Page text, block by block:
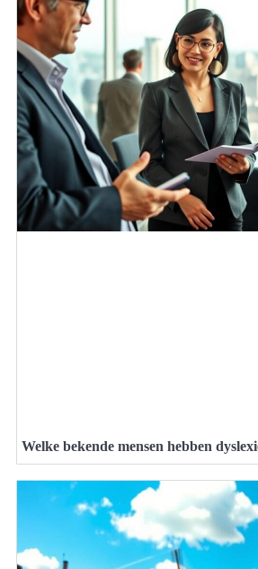
Welke bekende mensen hebben